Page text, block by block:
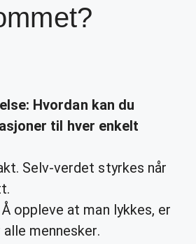
Hvordan kan du
til hver enkelt
Selv-verdet styrkes når
oppleve at man lykkes, er
mennesker.